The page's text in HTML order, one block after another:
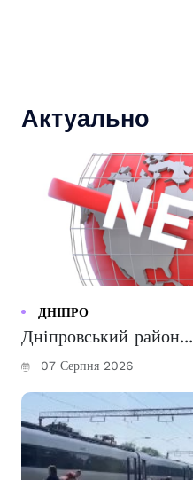
Актуально
ДНІПРО
Дніпровський район...
07 Серпня 2026